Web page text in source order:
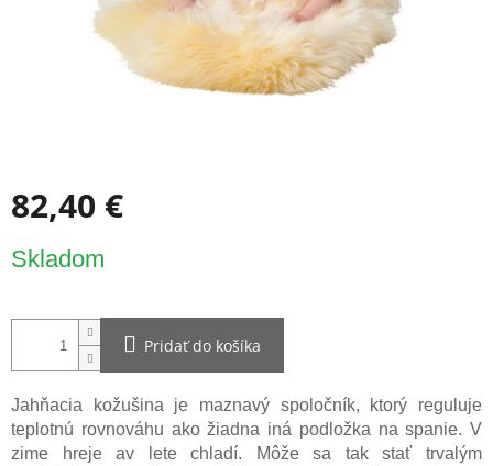
82,40 €
cena:
Skladom
Pridať do košíka
Jahňacia kožušina je maznavý spoločník, ktorý reguluje
teplotnú rovnováhu ako žiadna iná podložka na spanie. V
zime hreje av lete chladí. Môže sa tak stať trvalým